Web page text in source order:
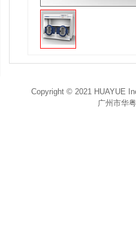
Copyright © 2021 HUAYUE
广州市华